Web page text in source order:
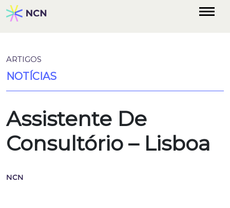
ARTIGOS
NOTÍCIAS
Assistente De
Consultório – Lisboa
NCN